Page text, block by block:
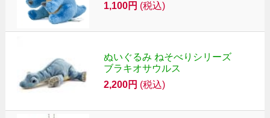
1,100円 (税込)
ぬいぐるみ ねそべりシリーズ
ブラキオサウルス
2,200円 (税込)